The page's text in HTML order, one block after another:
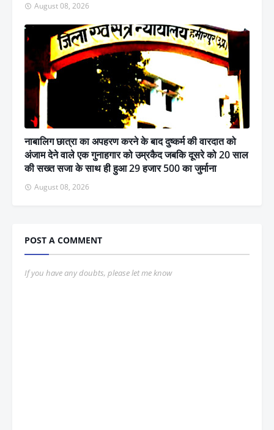
August 08, 2026
नाबालिग छात्रा का अपहरण करने के बाद दुष्कर्म की वारदात को
अंजाम देने वाले एक गुनाहगार को उम्रकैद जबकि दूसरे को 20 साल
की सख्त सजा के साथ ही हुआ 29 हजार 500 का जुर्माना
August 08, 2026
POST A COMMENT
If you have any doubts, please let me know